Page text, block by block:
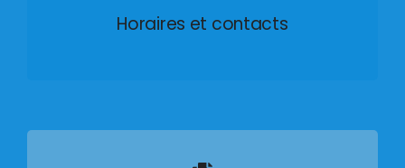
Horaires et contacts